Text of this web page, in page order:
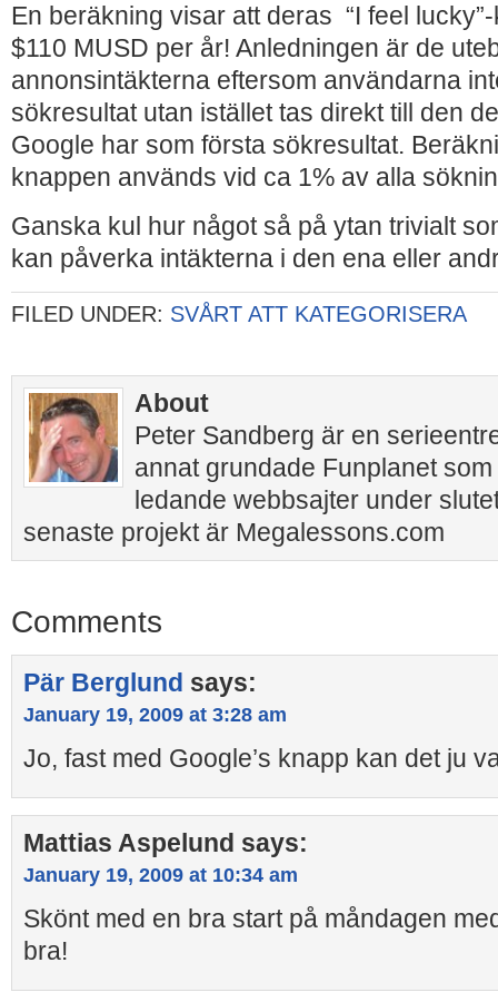
En beräkning visar att deras “I feel
$110 MUSD per år! Anledningen är de
annonsintäkterna eftersom användarna
sökresultat utan istället tas direkt till den
Google har som första sökresultat.
knappen används vid ca 1% av alla
Ganska kul hur något så på ytan trivialt
kan påverka intäkterna i den ena eller
FILED UNDER: SVÅRT ATT KATEGORISERA
About
Peter Sandberg är en
annat grundade Funplanet
ledande webbsajter under
senaste projekt är Megalessons.com
Comments
Pär Berglund says:
January 19, 2009 at 3:28 am
Jo, fast med Google’s knapp kan det ju
Mattias Aspelund says:
January 19, 2009 at 10:34 am
Skönt med en bra start på måndagen
bra!